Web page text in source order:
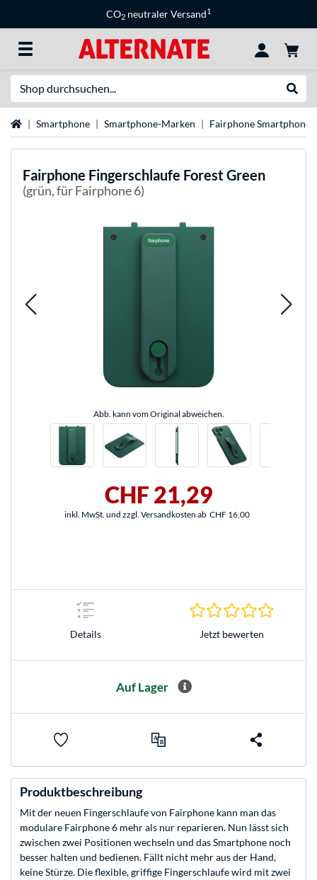
CO2 neutraler Versand1
StartseiteSmartphone Smartphone-Marken Fairphone Smartphones
Fairphone Fingerschlaufe Forest Green
(grün, für Fairphone 6)
Abb. kann vom Original abweichen.
CHF 21,29
inkl. MwSt. und zzgl. Versandkosten ab CHF 16,00
Details Jetzt bewerten
Auf Lager
Produktbeschreibung
Mit der neuen Fingerschlaufe von Fairphone kann man das
modulare Fairphone 6 mehr als nur reparieren. Nun lässt sich
zwischen zwei Positionen wechseln und das Smartphone noch
besser halten und bedienen. Fällt nicht mehr aus der Hand,
keine Stürze. Die flexible, griffige Fingerschlaufe wird mit zwei